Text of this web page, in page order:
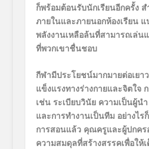
ก็พร้อมต้อนรับนักเรียนอีกครั้ง
ภายในและภายนอกห้องเรียน
พลังงานเหลือล้นที่สามารถเล่น
ที่พวกเขาชื่นชอบ
กีฬามีประโยชน์มากมายต่อเยา
แข็งแรงทางร่างกายและจิตใจ
เช่น ระเบียบวินัย ความเป็นผู้น
และการทำงานเป็นทีม อย่างไร
การสอนแล้ว คุณครูและผู้ปกคร
ความสมดุลที่สร้างสรรคเพื่อให้